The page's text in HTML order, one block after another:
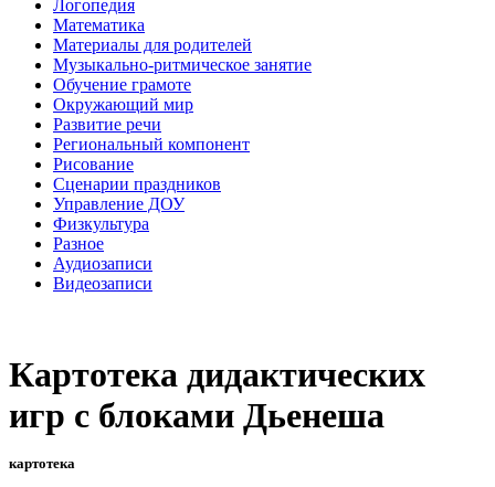
Логопедия
Математика
Материалы для родителей
Музыкально-ритмическое занятие
Обучение грамоте
Окружающий мир
Развитие речи
Региональный компонент
Рисование
Сценарии праздников
Управление ДОУ
Физкультура
Разное
Аудиозаписи
Видеозаписи
Картотека дидактических
игр с блоками Дьенеша
картотека